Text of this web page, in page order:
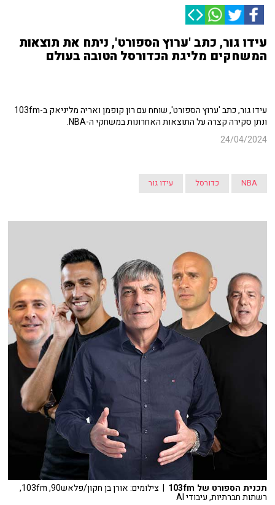
עידו גור, כתב 'ערוץ הספורט', ניתח את תוצאות
המשחקים מליגת הכדורסל הטובה בעולם
עידו גור, כתב 'ערוץ הספורט', שוחח עם רון קופמן ואריה מליניאק ב-103fm
ונתן סקירה קצרה על התוצאות האחרונות במשחקי ה-NBA.
24/04/2024
NBA כדורסל עידו גור
תכנית הספורט של 103fm | צילומים: אורן בן חקון/פלאש90, 103fm,
רשתות חברתיות, עיבודי AI